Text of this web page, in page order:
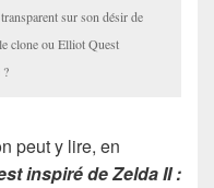
sur son désir de
clone ou Elliot Quest
peut y lire, en
inspiré de Zelda II :